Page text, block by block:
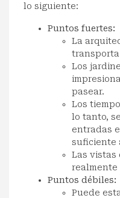
lo siguiente:
Puntos fuertes:
La
Los
pasear.
Los
lo tanto,
entradas
suficiente
Las vistas
realmente
Puntos débiles:
Puede